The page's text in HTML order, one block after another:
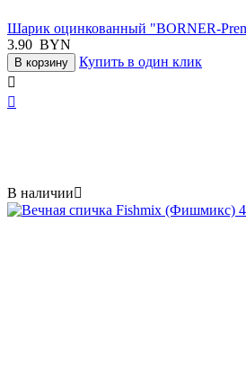
Шарик оцинкованный "BORNER-
3.90 BYN
В корзину
Купить в один клик


В наличии